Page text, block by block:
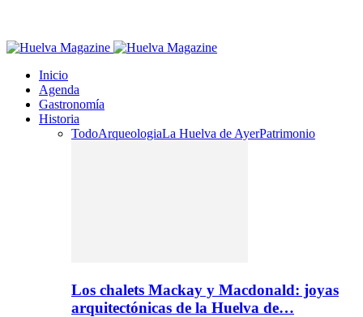
Inicio
Agenda
Gastronomía
Historia
TodoArqueologiaLa Huelva de AyerPatrimonio
Los chalets Mackay y Macdonald: joyas
arquitectónicas de la Huelva de…